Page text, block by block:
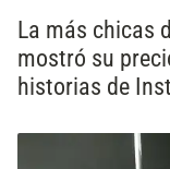
La más chicas
mostró su
historias de